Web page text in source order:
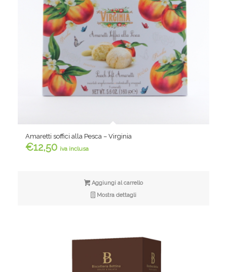
Amaretti soffici alla Pesca – Virginia
€12,50 iva inclusa
Aggiungi al carrello
Mostra dettagli